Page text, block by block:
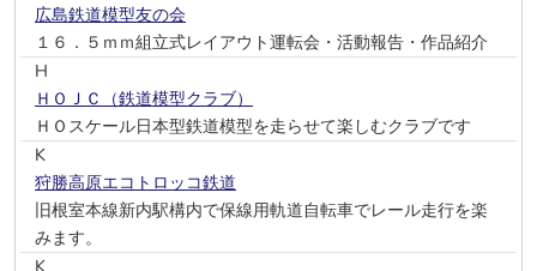
広島鉄道模型友の会
１６．５ｍｍ組立式レイアウト運転会・活動報告・作品紹介
H
ＨＯＪＣ（鉄道模型クラブ）
ＨＯスケール日本型鉄道模型を走らせて楽しむクラブです
K
狩勝高原エコトロッコ鉄道
旧根室本線新内駅構内で保線用軌道自転車でレール走行を楽
みます。
K